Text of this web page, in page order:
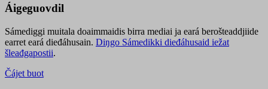
Áigeguovdil
Sámediggi muitala doaimmaidis birra mediai ja eará berošteaddjiide
earret eará dieđáhusain. Diŋgo Sámedikki dieđáhusaid iežat
šleađgapostii.
Čájet buot